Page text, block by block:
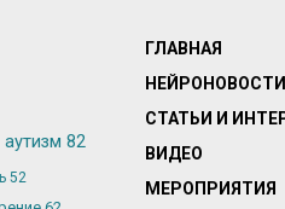
аутизм 82
52
ГЛАВНАЯ
НЕЙРОНОВОСТИ
СТАТЬИ И
ВИДЕО
МЕРОПРИЯТИЯ